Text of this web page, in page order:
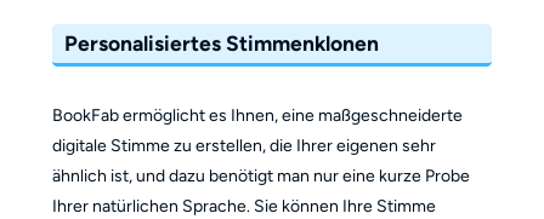
Personalisiertes Stimmenklonen
BookFab ermöglicht es Ihnen, eine maßgeschneiderte
digitale Stimme zu erstellen, die Ihrer eigenen sehr
ähnlich ist, und dazu benötigt man nur eine kurze Probe
Ihrer natürlichen Sprache. Sie können Ihre Stimme